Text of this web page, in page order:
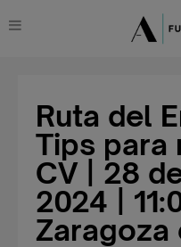
Ruta del
Tips para
CV | 28
2024 |
Zaragoza